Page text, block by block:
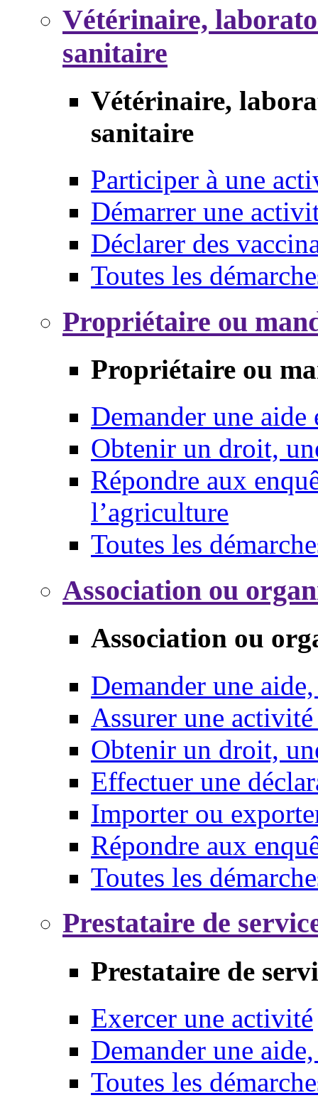
Vétérinaire,
sanitaire
Vétérinaire,
sanitaire
Participer à une
Démarrer une
Déclarer des
Toutes les
Propriétaire ou
Propriétaire ou
Demander une aide
Obtenir un droit,
Répondre aux
l’agriculture
Toutes les
Association ou
Association ou
Demander une
Assurer une
Obtenir un droit,
Effectuer une
Importer ou
Répondre aux
Toutes les
Prestataire de
Prestataire de
Exercer une activité
Demander une
Toutes les